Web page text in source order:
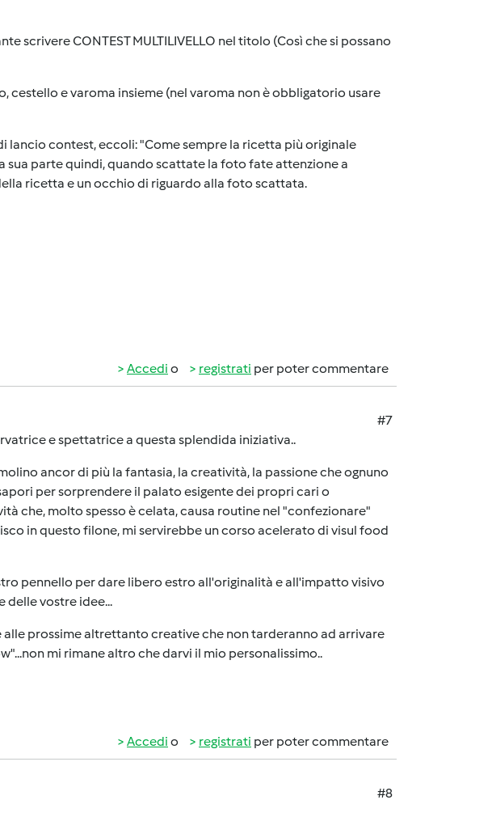
scrivere CONTEST MULTILIVELLO nel titolo (Così che si possano
e varoma insieme (nel varoma non è obbligatorio usare
contest, eccoli: "Come sempre la ricetta più originale
parte quindi, quando scattate la foto fate attenzione a
ricetta e un occhio di riguardo alla foto scattata.
Accedi o registrati per poter commentare
#7
e spettatrice a questa splendida iniziativa..
ancor di più la fantasia, la creatività, la passione che ognuno
per sorprendere il palato esigente dei propri cari o
che, molto spesso è celata, causa routine nel "confezionare"
in questo filone, mi servirebbe un corso acelerato di visul food
pennello per dare libero estro all'originalità e all'impatto visivo
vostre idee...
prossime altrettanto creative che non tarderanno ad arrivare
mi rimane altro che darvi il mio personalissimo..
Accedi o registrati per poter commentare
#8